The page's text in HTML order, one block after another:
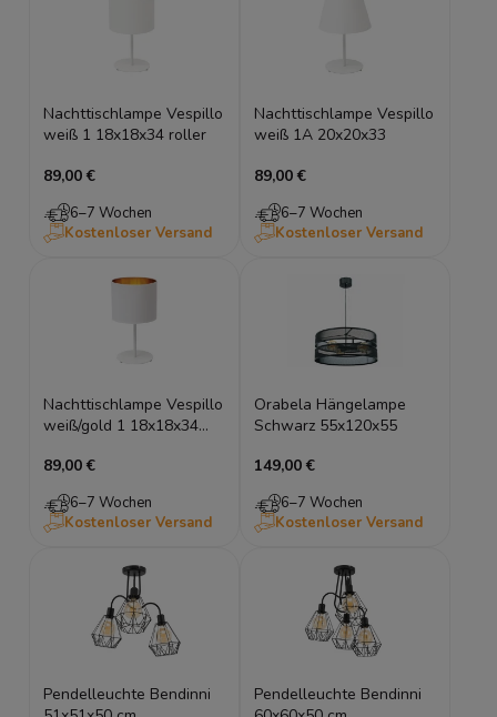
Nachttischlampe Vespillo
weiß 1 18x18x34 roller
89,00 €
6–7 Wochen
Kostenloser Versand
Nachttischlampe Vespillo
weiß 1A 20x20x33
89,00 €
6–7 Wochen
Kostenloser Versand
Nachttischlampe Vespillo
weiß/gold 1 18x18x34
89,00 €
6–7 Wochen
Kostenloser Versand
Orabela Hängelampe
Schwarz 55x120x55
149,00 €
6–7 Wochen
Kostenloser Versand
Pendelleuchte Bendinni
Pendelleuchte Bendinni